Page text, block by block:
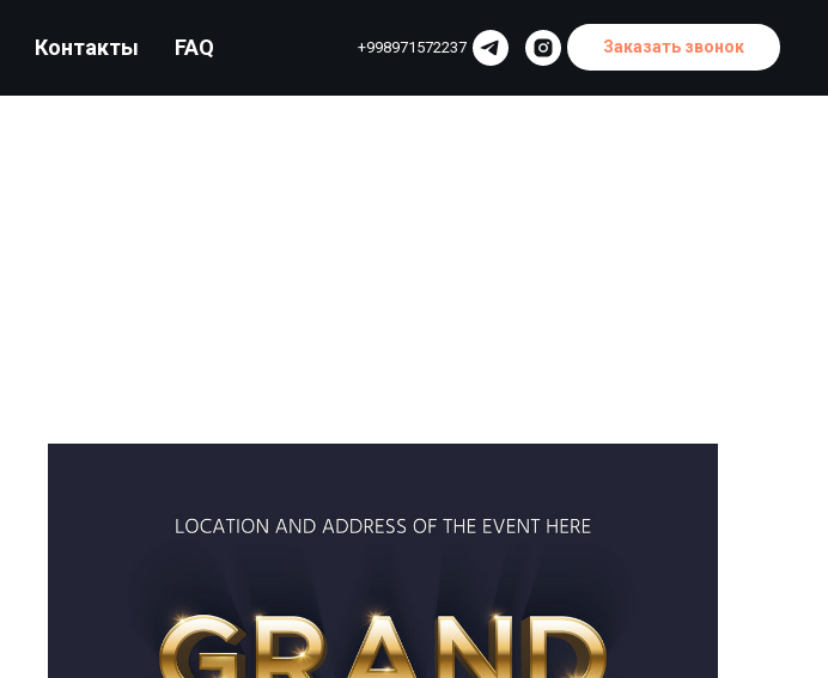
Контакты FAQ +998971572237 Заказать звонок